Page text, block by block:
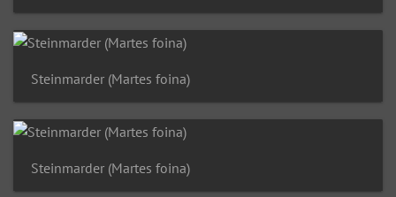
Steinmarder (Martes foina)
Steinmarder (Martes foina)